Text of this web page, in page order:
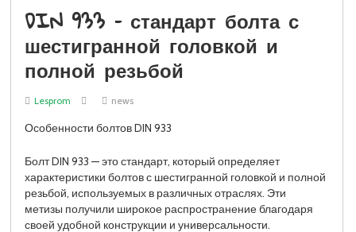
DIN 933 – стандарт болта с
шестигранной головкой и
полной резьбой
Lesprom news
Особенности болтов DIN 933
Болт DIN 933 — это стандарт, который определяет
характеристики болтов с шестигранной головкой и полной
резьбой, используемых в различных отраслях. Эти
метизы получили широкое распространение благодаря
своей удобной конструкции и универсальности.